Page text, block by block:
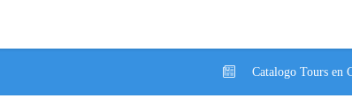
Catalogo Tours en